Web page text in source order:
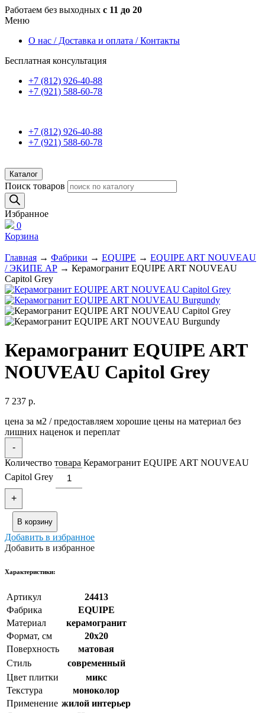
Работаем без выходных с 11 до 20
Меню
О нас / Доставка и оплата / Контакты
Бесплатная консультация
+7 (812) 926-40-88
+7 (921) 588-60-78
+7 (812) 926-40-88
+7 (921) 588-60-78
Каталог
Поиск товаров
Избранное
0
Корзина
Главная → Фабрики → EQUIPE → EQUIPE ART NOUVEAU
/ ЭКИПЕ АР → Керамогранит EQUIPE ART NOUVEAU
Capitol Grey
Керамогранит EQUIPE ART
NOUVEAU Capitol Grey
7 237 р.
цена за м2 / предоставляем хорошие цены на материал без
лишних наценок и переплат
-
Количество товара Керамогранит EQUIPE ART NOUVEAU
Capitol Grey
+
В корзину
Добавить в избранное
Добавить в избранное
Xарактеристики:
Артикул
24413
Фабрика
EQUIPE
Материал
керамогранит
Формат, см
20x20
Поверхность
матовая
Стиль
cовременный
Цвет плитки
микс
Текстура
моноколор
Применение жилой интерьер